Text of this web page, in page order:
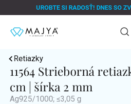
na
UROBTE SI RADOSŤ! DNES SO
Retiazky
11564 Strieborná
cm | šírka 2 mm
Ag925/1000; ≤3,05 g